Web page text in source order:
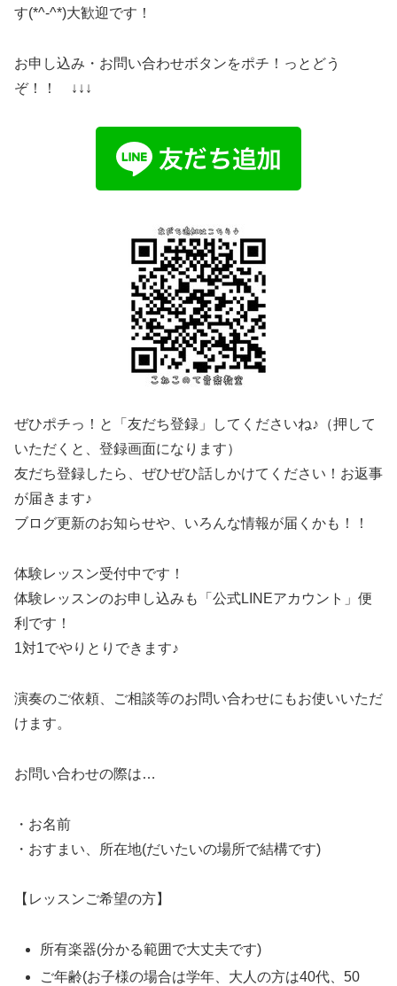
す(*^-^*)大歓迎です！
お申し込み・お問い合わせボタンをポチ！っとどう
ぞ！！ ↓↓↓
ぜひポチっ！と「友だち登録」してくださいね♪（押して
いただくと、登録画面になります）
友だち登録したら、ぜひぜひ話しかけてください！お返事
が届きます♪
ブログ更新のお知らせや、いろんな情報が届くかも！！
体験レッスン受付中です！
体験レッスンのお申し込みも「公式LINEアカウント」便
利です！
1対1でやりとりできます♪
演奏のご依頼、ご相談等のお問い合わせにもお使いいただ
けます。
お問い合わせの際は…
・お名前
・おすまい、所在地(だいたいの場所で結構です)
【レッスンご希望の方】
所有楽器(分かる範囲で大丈夫です)
ご年齢(お子様の場合は学年、大人の方は40代、50